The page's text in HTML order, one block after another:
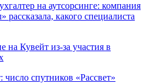
на аутсорсинге: компания
рассказала, какого специалиста
на Кувейт из-за участия в
число спутников «Рассвет»